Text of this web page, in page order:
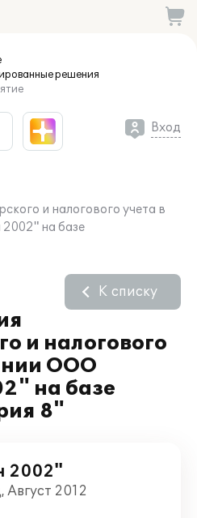
решения
Вход
и налогового учета в
на базе
и налогового
ООО
на базе
8"
К списку
2002"
2012